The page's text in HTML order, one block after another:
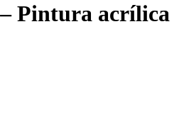
Pintura acrílica